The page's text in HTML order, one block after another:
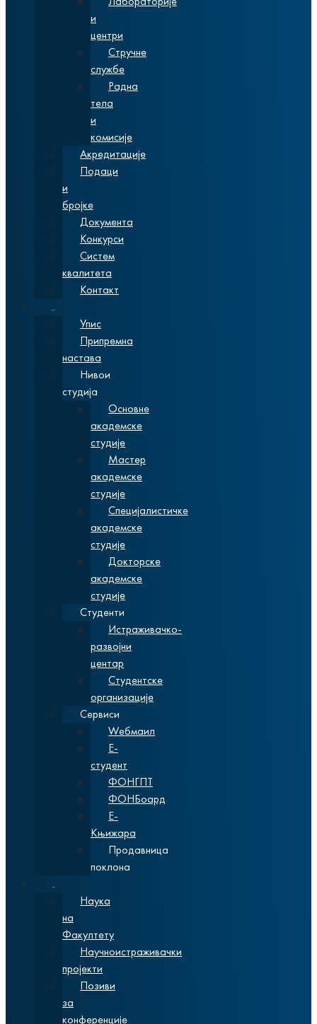
и
центри
Стручне
службе
Радна
тела
и
комисије
Акредитације
Подаци
и
бројке
Документа
Конкурси
Систем
квалитета
Контакт
Упис
Припремна
настава
Нивои
студија
Основне
академске
студије
Мастер
академске
студије
Специјалистичке
академске
студије
Докторске
академске
студије
Студенти
Истраживачко-
развојни
центар
Студентске
организације
Сервиси
Wебмаил
Е-
студент
ФОНГПТ
ФОНБоард
Е-
Књижара
Продавница
поклона
Наука
на
Факултету
Научноистраживачки
пројекти
Позиви
за
конференције